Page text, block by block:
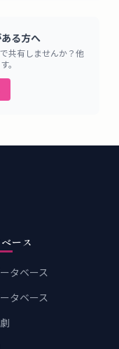
る方へ
共有しませんか？他
。
ース
タベース
タベース